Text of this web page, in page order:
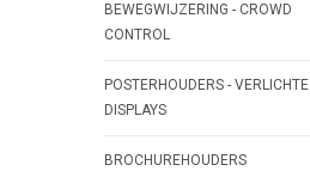
BEWEGWIJZERING - CROWD
CONTROL
POSTERHOUDERS - VERLICHTE
DISPLAYS
BROCHUREHOUDERS